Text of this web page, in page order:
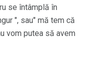
se întâmplă în
", sau" mă tem că
vom putea să avem